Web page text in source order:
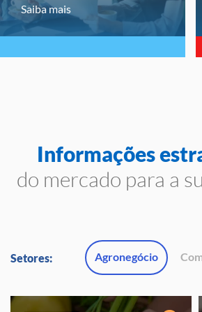
Saiba mais
Informações
do mercado para a
Setores: Agronegócio